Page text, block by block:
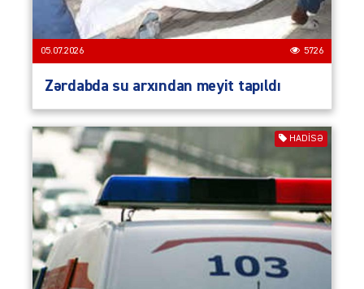
05.07.2026 5726
Zərdabda su arxından meyit tapıldı
HADISƏ